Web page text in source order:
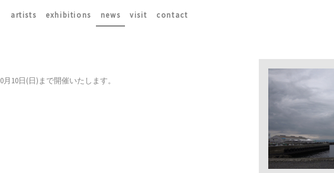
artists exhibitions news visit contact
10日(日)まで開催いたします。